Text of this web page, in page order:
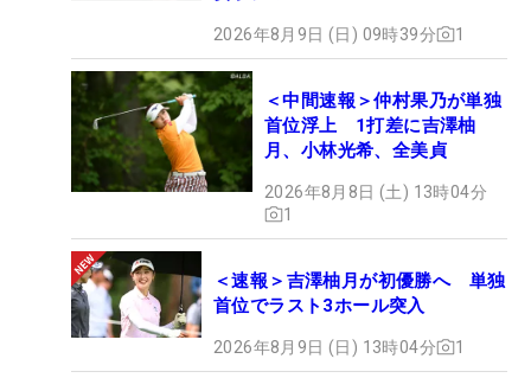
2026年8月9日 (日) 09時39分 1
＜中間速報＞仲村果乃が単独
首位浮上 1打差に吉澤柚
月、小林光希、全美貞
2026年8月8日 (土) 13時04分
1
＜速報＞吉澤柚月が初優勝へ 単独
首位でラスト3ホール突入
2026年8月9日 (日) 13時04分 1